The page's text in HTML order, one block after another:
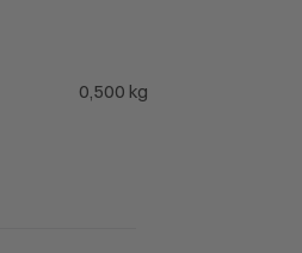
0,500 kg